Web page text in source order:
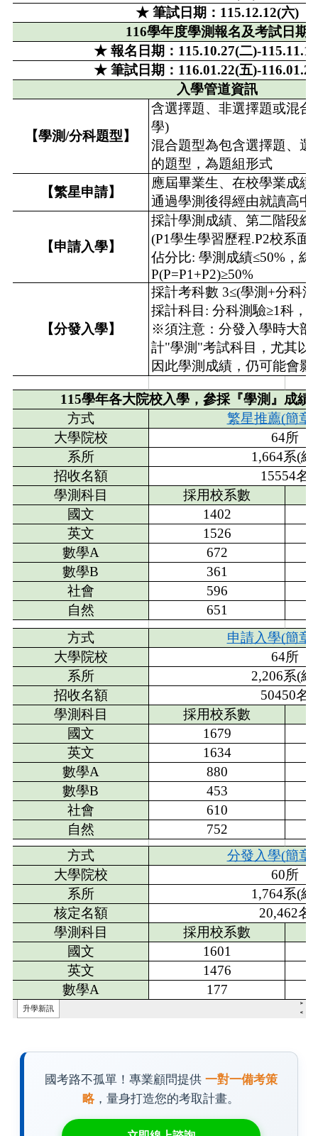
國考路不孤單！專業顧問提供 一對一備考策
略，量身打造您的考取計畫。